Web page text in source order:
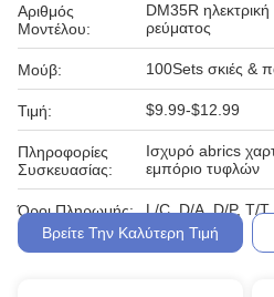
Αριθμός
Μοντέλου:
DM35R
ρεύματος
Μούβ: 100Sets σκιές &
Τιμή: $9.99-$12.99
Πληροφορίες
Συσκευασίας:
Ισχυρό abrics
εμπόριο τυφλών
Όροι Πληρωμής:
L/C, D/A, D/P, T/
Βρείτε Την Καλύτερη Τιμή